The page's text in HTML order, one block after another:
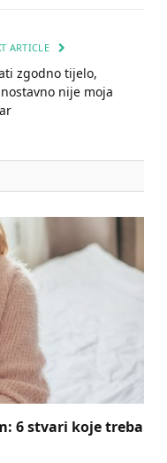
ARTICLE
zgodno tijelo,
nije moja
6 stvari koje treba